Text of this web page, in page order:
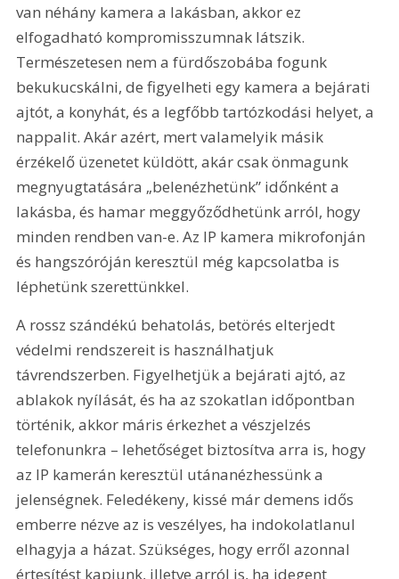
van néhány kamera a lakásban, akkor ez
elfogadható kompromisszumnak látszik.
Természetesen nem a fürdőszobába fogunk
bekukucskálni, de figyelheti egy kamera a bejárati
ajtót, a konyhát, és a legfőbb tartózkodási helyet, a
nappalit. Akár azért, mert valamelyik másik
érzékelő üzenetet küldött, akár csak önmagunk
megnyugtatására „belenézhetünk” időnként a
lakásba, és hamar meggyőződhetünk arról, hogy
minden rendben van-e. Az IP kamera mikrofonján
és hangszóróján keresztül még kapcsolatba is
léphetünk szerettünkkel.
A rossz szándékú behatolás, betörés elterjedt
védelmi rendszereit is használhatjuk
távrendszerben. Figyelhetjük a bejárati ajtó, az
ablakok nyílását, és ha az szokatlan időpontban
történik, akkor máris érkezhet a vészjelzés
telefonunkra – lehetőséget biztosítva arra is, hogy
az IP kamerán keresztül utánanézhessünk a
jelenségnek. Feledékeny, kissé már demens idős
emberre nézve az is veszélyes, ha indokolatlanul
elhagyja a házat. Szükséges, hogy erről azonnal
értesítést kapjunk, illetve arról is, ha idegent